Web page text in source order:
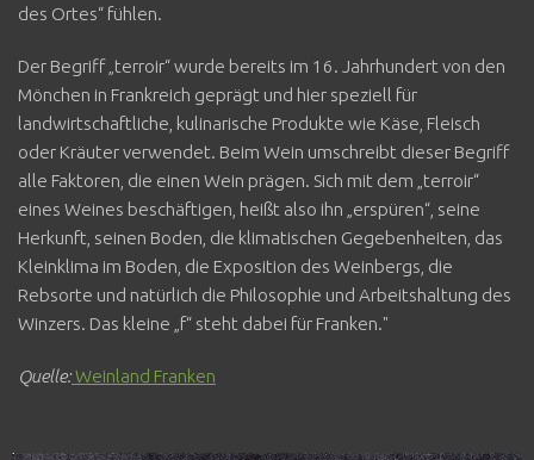
des Ortes“ fühlen.
Der Begriff „terroir“ wurde bereits im 16. Jahrhundert von den
Mönchen in Frankreich geprägt und hier speziell für
landwirtschaftliche, kulinarische Produkte wie Käse, Fleisch
oder Kräuter verwendet. Beim Wein umschreibt dieser Begriff
alle Faktoren, die einen Wein prägen. Sich mit dem „terroir“
eines Weines beschäftigen, heißt also ihn „erspüren“, seine
Herkunft, seinen Boden, die klimatischen Gegebenheiten, das
Kleinklima im Boden, die Exposition des Weinbergs, die
Rebsorte und natürlich die Philosophie und Arbeitshaltung des
Winzers. Das kleine „f“ steht dabei für Franken."
Quelle:Weinland Franken